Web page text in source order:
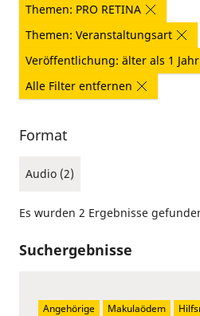
Themen: PRO RETINA
Themen: Veranstaltungsart
Veröffentlichung: älter als 1 Jahr
Alle Filter entfernen
Format
Audio (2)
Es wurden 2 Ergebnisse
Suchergebnisse
Angehörige Makulaödem